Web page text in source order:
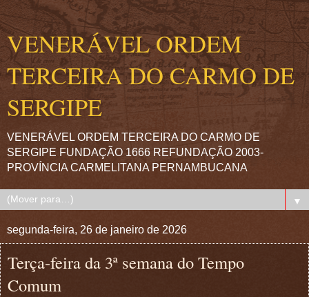
VENERÁVEL ORDEM
TERCEIRA DO CARMO DE
SERGIPE
VENERÁVEL ORDEM TERCEIRA DO CARMO DE
SERGIPE FUNDAÇÃO 1666 REFUNDAÇÃO 2003-
PROVÍNCIA CARMELITANA PERNAMBUCANA
▼
segunda-feira, 26 de janeiro de 2026
Terça-feira da 3ª semana do Tempo
Comum